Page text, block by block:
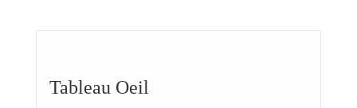
Tableau Oeil